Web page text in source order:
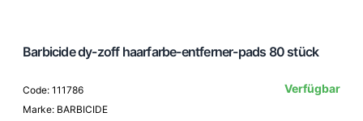
Barbicide dy-zoff haarfarbe-entferner-pads 80 stück
Code: 111786
Marke: BARBICIDE
Verfügbar